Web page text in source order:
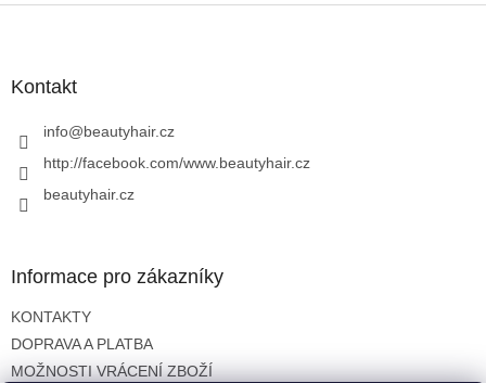
Kontakt
info@beautyhair.cz
http://facebook.com/www.beautyhair.cz
beautyhair.cz
Informace pro zákazníky
KONTAKTY
DOPRAVA A PLATBA
MOŽNOSTI VRÁCENÍ ZBOŽÍ